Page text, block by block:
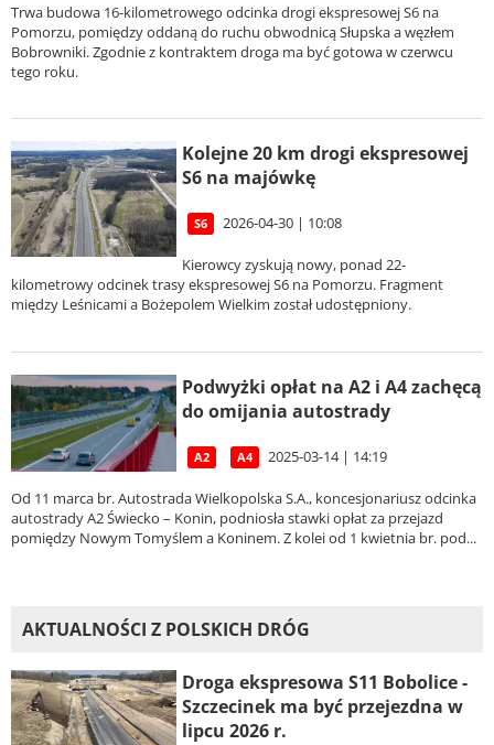
Trwa budowa 16-kilometrowego odcinka drogi ekspresowej S6 na
Pomorzu, pomiędzy oddaną do ruchu obwodnicą Słupska a węzłem
Bobrowniki. Zgodnie z kontraktem droga ma być gotowa w czerwcu
tego roku.
Kolejne 20 km drogi ekspresowej
S6 na majówkę
S6 2026-04-30 | 10:08
Kierowcy zyskują nowy, ponad 22-
kilometrowy odcinek trasy ekspresowej S6 na Pomorzu. Fragment
między Leśnicami a Bożepolem Wielkim został udostępniony.
Podwyżki opłat na A2 i A4 zachęcą
do omijania autostrady
A2 A4 2025-03-14 | 14:19
Od 11 marca br. Autostrada Wielkopolska S.A., koncesjonariusz odcinka
autostrady A2 Świecko – Konin, podniosła stawki opłat za przejazd
pomiędzy Nowym Tomyślem a Koninem. Z kolei od 1 kwietnia br. pod...
AKTUALNOŚCI Z POLSKICH DRÓG
Droga ekspresowa S11 Bobolice -
Szczecinek ma być przejezdna w
lipcu 2026 r.